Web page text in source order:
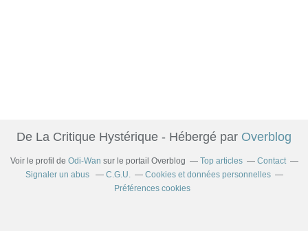
De La Critique Hystérique - Hébergé par Overblog
Voir le profil de Odi-Wan sur le portail Overblog Top articles
Contact
Signaler un abus
C.G.U.
Cookies et données personnelles
Préférences cookies